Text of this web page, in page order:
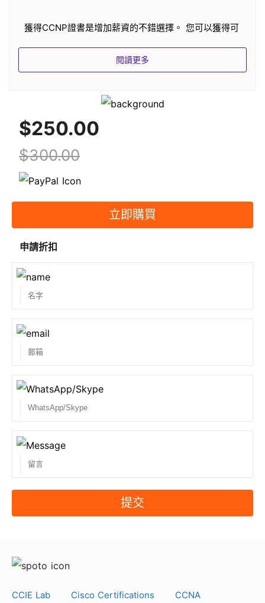
獲得CCNP證書是增加薪資的不錯選擇。 您可以獲得可
驗證您在調查、安裝和管理企業網絡方面的技能的認
3.問題多久更新一次？
我們總是盡量提供最新的題庫，題庫的更新取決於不同
廠商實際題庫的變化。 一旦我們知道 CCNP 考試題庫
的變化，我們會盡力盡快更新產品。
4.如何準備考試？
SPOTO的導師會根據您的情況制定學習時間表。 我們
學習。
不！ SPOTO是全球傑出的IT培訓領導者。 它的使命是
SPOTO！
SPOTO 是全球 IT 培訓的領導者。 我們每天幫助所有
們的認證考試。 我們確保您能順利通過考試。
服務期為8天。 如果您的考試題庫已過期，您需要付款
閱讀更多
$250.00
$300.00
立即購買
申請折扣
提交
CCIE Lab Cisco Certifications CCNA